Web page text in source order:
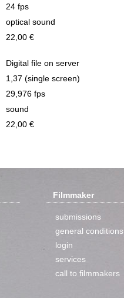
24 fps
optical sound
22,00 €
Digital file on server
1,37 (single screen)
29,976 fps
sound
22,00 €
Filmmaker
submissions
general conditions
login
services
call to filmmakers